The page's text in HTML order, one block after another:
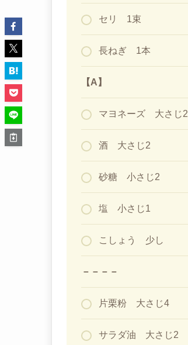
セリ 1束
長ねぎ 1本
【A】
マヨネーズ 大さじ2
酒 大さじ2
砂糖 小さじ2
塩 小さじ1
こしょう 少し
－－－－
片栗粉 大さじ4
サラダ油 大さじ2